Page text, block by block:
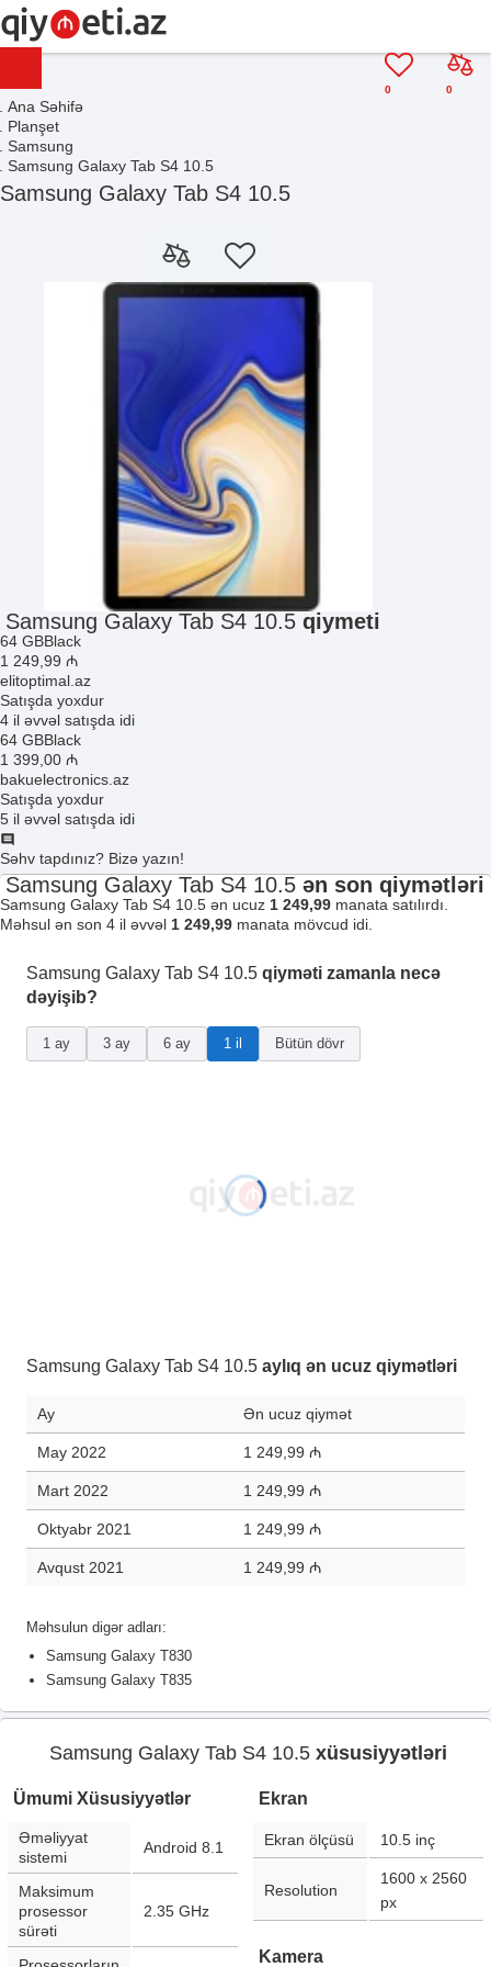
0
0
Ana Səhifə
Planşet
Samsung
Samsung Galaxy Tab S4 10.5
Samsung Galaxy Tab S4 10.5
Samsung Galaxy Tab S4 10.5 qiymeti
64 GBBlack
1 249 ,99 ₼
elitoptimal.az
Satışda yoxdur
4 il əvvəl satışda idi
64 GBBlack
1 399 ,00 ₼
bakuelectronics.az
Satışda yoxdur
5 il əvvəl satışda idi
Səhv tapdınız? Bizə yazın!
Samsung Galaxy Tab S4 10.5 ən son qiymətləri
Samsung Galaxy Tab S4 10.5 ən ucuz 1 249,99 manata satılırdı.
Məhsul ən son 4 il əvvəl 1 249,99 manata mövcud idi.
Samsung Galaxy Tab S4 10.5 qiyməti zamanla necə
dəyişib?
1 ay 3 ay 6 ay 1 il Bütün dövr
Samsung Galaxy Tab S4 10.5 aylıq ən ucuz qiymətləri
Ay Ən ucuz qiymət
May 2022 1 249,99 ₼
Mart 2022 1 249,99 ₼
Oktyabr 2021 1 249,99 ₼
Avqust 2021 1 249,99 ₼
Məhsulun digər adları:
Samsung Galaxy T830
Samsung Galaxy T835
Samsung Galaxy Tab S4 10.5 xüsusiyyətləri
Ümumi Xüsusiyyətlər
Əməliyyat
sistemi
Android 8.1
Maksimum
prosessor
sürəti
2.35 GHz
Ekran
Ekran ölçüsü 10.5 inç
Resolution
1600 x 2560
px
Kamera